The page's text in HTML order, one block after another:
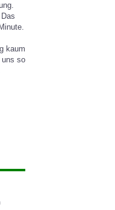
kaum
uns so